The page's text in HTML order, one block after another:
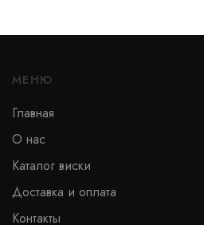
МЕНЮ
Главная
О нас
Каталог виски
Доставка и оплата
Контакты